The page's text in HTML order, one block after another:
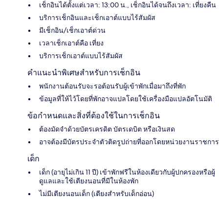
เช็กอินได้ตั้งแต่เวลา: 13:00 น., เช็กอินได้จนถึงเวลา: เที่ยงคืน
บริการเช็กอินและเช็กเอาต์แบบไร้สัมผัส
มีเช็กอิน/เช็กเอาต์ด่วน
เวลาเช็กเอาต์คือ เที่ยง
บริการเช็กเอาต์แบบไร้สัมผัส
คำแนะนำพิเศษสำหรับการเช็กอิน
พนักงานต้อนรับจะรอต้อนรับผู้เข้าพักเมื่อมาถึงที่พัก
ข้อมูลที่ให้ไว้โดยที่พักอาจแปลโดยใช้เครื่องมือแปลอัตโนมัติ
ข้อกำหนดและสิ่งที่ต้องใช้ในการเช็กอิน
ต้องมัดจำด้วยบัตรเครดิต บัตรเดบิต หรือเงินสด
อาจต้องมีบัตรประจำตัวติดรูปถ่ายที่ออกโดยหน่วยงานราชการ
เด็ก
เด็ก (อายุไม่เกิน 11 ปี) เข้าพักฟรีในห้องเดียวกับผู้ปกครองหรือผู้
ดูแลและใช้เตียงนอนที่มีในห้องพัก
ไม่มีเตียงนอนเด็ก (เตียงสำหรับเด็กอ่อน)